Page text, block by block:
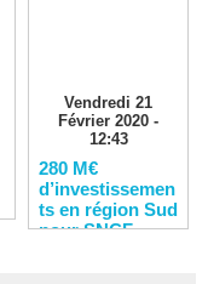
Vendredi 21
Février 2020 -
12:43
280 M€
d’investissemen
ts en région Sud
pour SNCF